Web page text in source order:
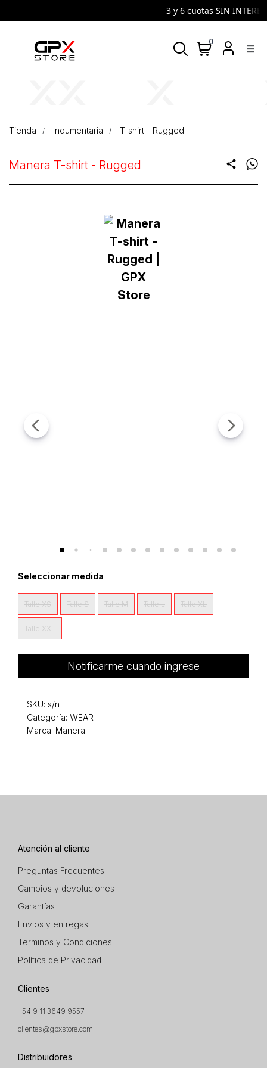
3 y 6 cuotas SIN
density_medium
0
Tienda Indumentaria T-shirt - Rugged
Manera T-shirt - Rugged share
Seleccionar medida
Talle XS Talle S Talle M Talle L Talle XL
Talle XXL
Notificarme cuando ingrese
SKU: s/n
Categoría: WEAR
Marca: Manera
Atención al cliente
Preguntas Frecuentes
Cambios y devoluciones
Garantías
Envios y entregas
Terminos y Condiciones
Política de Privacidad
Clientes
+54 9 11 3649 9557
clientes@gpxstore.com
Distribuidores